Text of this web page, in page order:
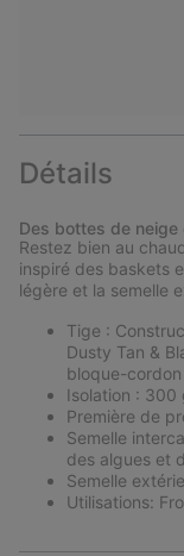
Détails
Des bottes de
Restez bien au
inspiré des baskets
légère et la semelle
Tige :
Dusty Tan &
bloque-
Isolation : 300
Première de
Semelle
des algues et
Semelle
Utilisations: